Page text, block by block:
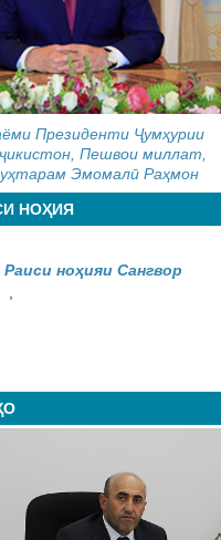
Президенти Ҷумҳурии
Пешвои миллат,
Эмомалӣ Раҳмон
НОҲИЯ
Раиси ноҳияи Сангвор
,